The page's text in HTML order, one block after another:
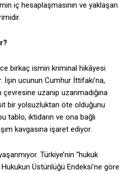
iç hesaplaşmasının ve yaklaşan
birkaç ismin kriminal hikâyesi
İşin ucunun Cumhur İttifakı’na,
uzanıp uzanmadığına
bir yolsuzluktan öte olduğunu
tablo, iktidarın ve ona bağlı
kavgasına işaret ediyor.
Türkiye’nin “hukuk
Üstünlüğü Endeksi’ne göre